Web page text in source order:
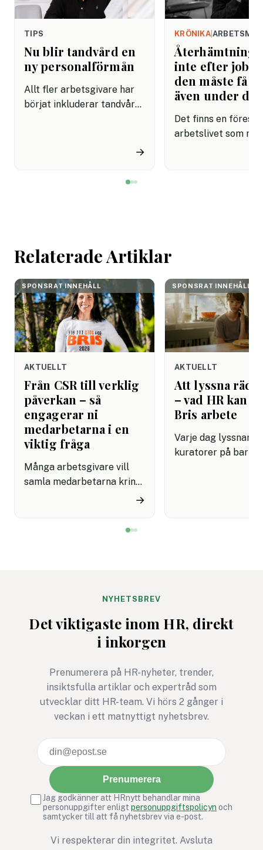
TIPS
Nu blir tandvård en
ny personalförmån
Allt fler arbetsgivare har
börjat inkluderar tandvård i
miljon svenskar uppger att
→
KRÖNIKA|
Återhämtning
inte efter
den måste få
även under
Det finns en
arbetslivet som
Relaterade Artiklar
SPONSRAT INNEHÅLL
AKTUELLT
Från CSR till verklig
påverkan – så
engagerar ni
medarbetarna i en
viktig fråga
Många arbetsgivare vill
samla medarbetarna kring
Bris stegutmaning 116 111
må bra är ett exempel där
rörelse, gemenskap och
gemensamt syfte.
→
SPONSRAT INNEHÅLL
AKTUELLT
Att lyssna
– vad HR kan
Bris arbete
Varje dag lyssnar
kuratorer på barn
tillit och
NYHETSBREV
Det viktigaste inom HR, direkt
i inkorgen
Prenumerera på HR-nyheter, trender,
insiktsfulla artiklar och expertråd som
utvecklar ditt HR-team. Vi hörs 2 gånger i
veckan i ett matnyttigt nyhetsbrev.
Prenumerera
Jag godkänner att HRnytt behandlar mina
personuppgifter enligt personuppgiftspolicyn och
samtycker till att få nyhetsbrev via e-post.
Vi respekterar din integritet. Avsluta